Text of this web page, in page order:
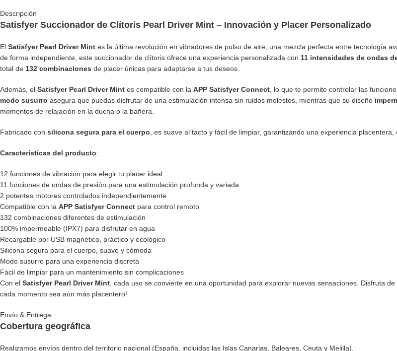
Descripción
Satisfyer Succionador de Clítoris Pearl Driver Mint – Innovación y Placer Personalizado
El Satisfyer Pearl Driver Mint es la última revolución en vibradores de pulso de aire, una mezcla perfecta entre tecnología
de forma independiente, este succionador de clítoris ofrece una experiencia personalizada con 11 intensidades de ondas
total de 132 combinaciones de placer únicas para adaptarse a tus deseos.
Además, el Satisfyer Pearl Driver Mint es compatible con la APP Satisfyer Connect, lo que te permite controlar las
modo susurro asegura que puedas disfrutar de una estimulación intensa sin ruidos molestos, mientras que su diseño
momentos de relajación en la ducha o la bañera.
Fabricado con silicona segura para el cuerpo, es suave al tacto y fácil de limpiar, garantizando una experiencia placentera,
Características del producto:
12 funciones de vibración para elegir tu placer ideal
11 funciones de ondas de presión para una estimulación profunda y variada
2 potentes motores controlados independientemente
Compatible con la APP Satisfyer Connect para control remoto
132 combinaciones diferentes de estimulación
100% impermeable (IPX7) para disfrutar en agua
Recargable por USB magnético, práctico y ecológico
Silicona segura para el cuerpo, suave y cómoda
Modo susurro para una experiencia discreta
Fácil de limpiar para un mantenimiento sin complicaciones
Con el Satisfyer Pearl Driver Mint, cada uso se convierte en una oportunidad para explorar nuevas sensaciones. Disfruta
cada momento sea aún más placentero!
Envío & Entrega
Cobertura geográfica
Realizamos envíos dentro del territorio nacional (España, incluidas las Islas Canarias, Baleares, Ceuta y Melilla).